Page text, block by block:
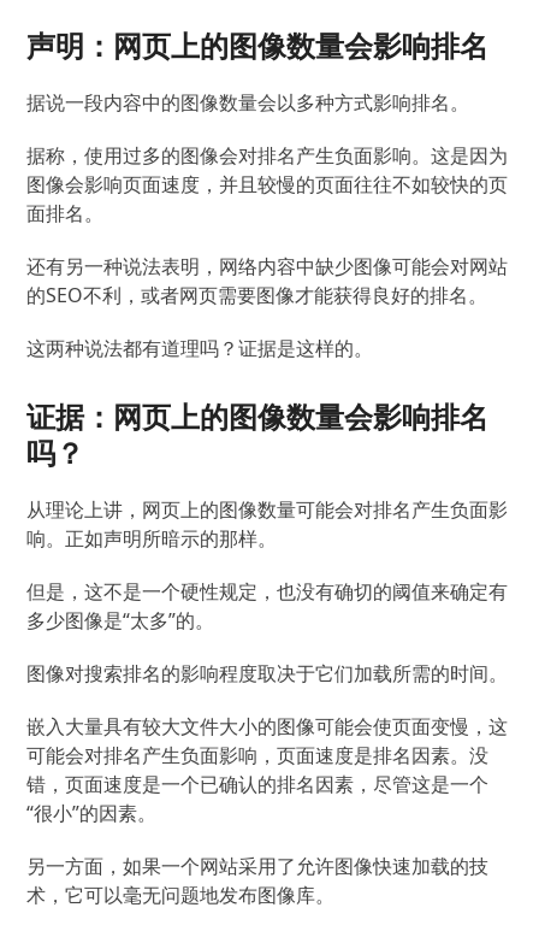
声明：网页上的图像数量会影响排名
据说一段内容中的图像数量会以多种方式影响排名。
据称，使用过多的图像会对排名产生负面影响。这是因为
图像会影响页面速度，并且较慢的页面往往不如较快的页
面排名。
还有另一种说法表明，网络内容中缺少图像可能会对网站
的SEO不利，或者网页需要图像才能获得良好的排名。
这两种说法都有道理吗？证据是这样的。
证据：网页上的图像数量会影响排名
吗？
从理论上讲，网页上的图像数量可能会对排名产生负面影
响。正如声明所暗示的那样。
但是，这不是一个硬性规定，也没有确切的阈值来确定有
多少图像是“太多”的。
图像对搜索排名的影响程度取决于它们加载所需的时间。
嵌入大量具有较大文件大小的图像可能会使页面变慢，这
可能会对排名产生负面影响，页面速度是排名因素。没
错，页面速度是一个已确认的排名因素，尽管这是一个
“很小”的因素。
另一方面，如果一个网站采用了允许图像快速加载的技
术，它可以毫无问题地发布图像库。